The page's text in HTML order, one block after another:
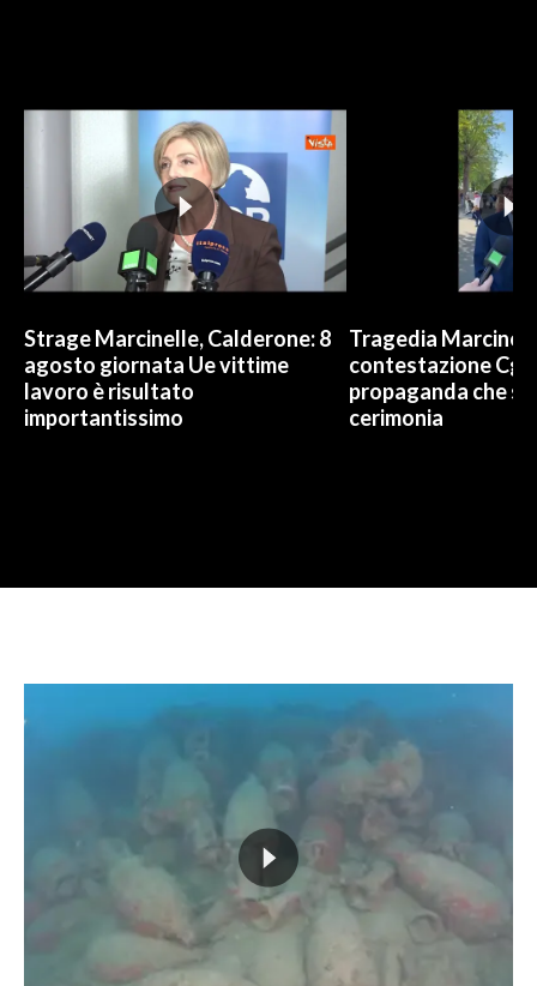
Strage Marcinelle, Calderone: 8
agosto giornata Ue vittime
lavoro è risultato
importantissimo
Tragedia
contestazione
propaganda che
cerimonia